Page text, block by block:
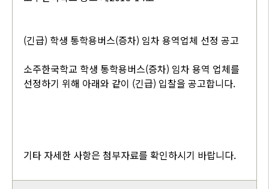
(긴급) 학생 통학용버스(증차) 임차 용역업체 선정 공고
소주한국학교 학생 통학용버스(증차) 임차 용역 업체를
선정하기 위해 아래와 같이 (긴급) 입찰을 공고합니다.
기타 자세한 사항은 첨부자료를 확인하시기 바랍니다.